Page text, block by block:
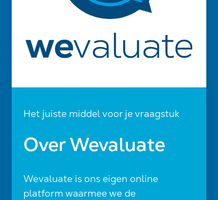
Het juiste middel voor je vraagstuk
Over Wevaluate
Wevaluate is ons eigen online
platform waarmee we de